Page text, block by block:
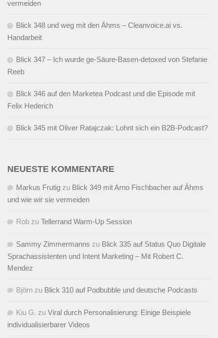
vermeiden
Blick 348 und weg mit den Ähms – Cleanvoice.ai vs.
Handarbeit
Blick 347 – Ich wurde ge-Säure-Basen-detoxed von Stefanie
Reeb
Blick 346 auf den Marketea Podcast und die Episode mit
Felix Hederich
Blick 345 mit Oliver Ratajczak: Lohnt sich ein B2B-Podcast?
NEUESTE KOMMENTARE
Markus Frutig zu Blick 349 mit Arno Fischbacher auf Ähms
und wie wir sie vermeiden
Rob zu Tellerrand Warm-Up Session
Sammy Zimmermanns zu Blick 335 auf Status Quo Digitale
Sprachassistenten und Intent Marketing – Mit Robert C.
Mendez
Björn zu Blick 310 auf Podbubble und deutsche Podcasts
Kiu G. zu Viral durch Personalisierung: Einige Beispiele
individualisierbarer Videos